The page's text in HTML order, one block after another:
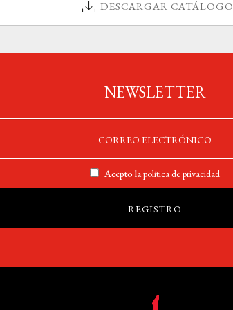
DESCARGAR CATÁLOGO
NEWSLETTER
Acepto lapolítica de privacidad